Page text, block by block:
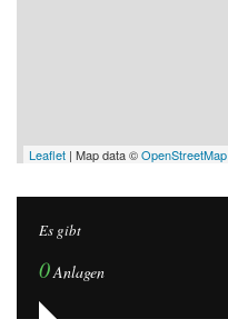
Leaflet | Map data ©OpenStreetMap
Es gibt
0Anlagen